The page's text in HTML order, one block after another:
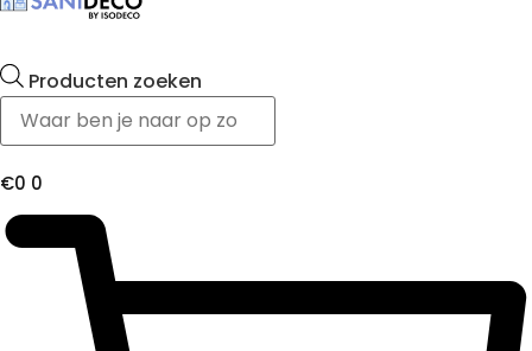
Producten zoeken
€0 0